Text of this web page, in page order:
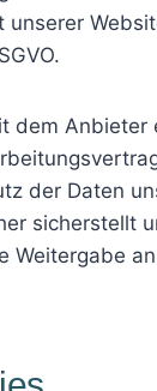
unserer
dem Anbieter
der Daten
sicherstellt
Weitergabe